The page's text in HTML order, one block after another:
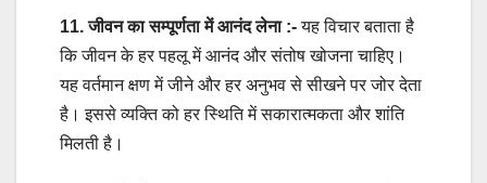
11. जीवन का सम्पूर्णता में आनंद लेना :-यह विचार बताता है
कि जीवन के हर पहलू में आनंद और संतोष खोजना चाहिए।
यह वर्तमान क्षण में जीने और हर अनुभव से सीखने पर जोर देता
है। इससे व्यक्ति को हर स्थिति में सकारात्मकता और शांति
मिलती है।